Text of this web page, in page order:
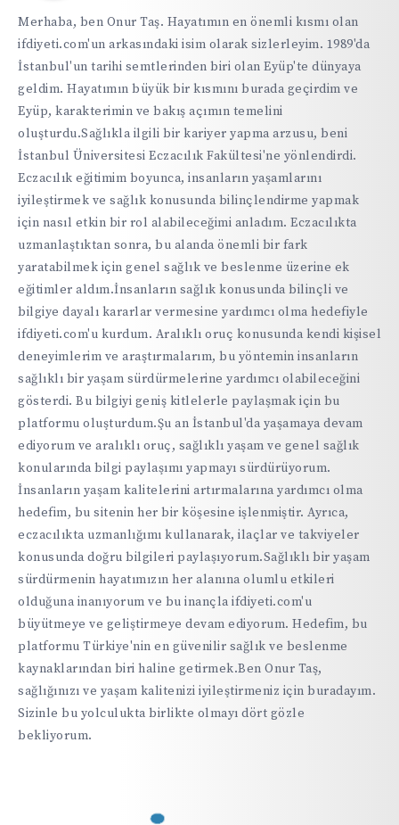
Merhaba, ben Onur Taş. Hayatımın en önemli kısmı olan
ifdiyeti.com'un arkasındaki isim olarak sizlerleyim. 1989'da
İstanbul'un tarihi semtlerinden biri olan Eyüp'te dünyaya
geldim. Hayatımın büyük bir kısmını burada geçirdim ve
Eyüp, karakterimin ve bakış açımın temelini
oluşturdu.Sağlıkla ilgili bir kariyer yapma arzusu, beni
İstanbul Üniversitesi Eczacılık Fakültesi'ne yönlendirdi.
Eczacılık eğitimim boyunca, insanların yaşamlarını
iyileştirmek ve sağlık konusunda bilinçlendirme yapmak
için nasıl etkin bir rol alabileceğimi anladım. Eczacılıkta
uzmanlaştıktan sonra, bu alanda önemli bir fark
yaratabilmek için genel sağlık ve beslenme üzerine ek
eğitimler aldım.İnsanların sağlık konusunda bilinçli ve
bilgiye dayalı kararlar vermesine yardımcı olma hedefiyle
ifdiyeti.com'u kurdum. Aralıklı oruç konusunda kendi kişisel
deneyimlerim ve araştırmalarım, bu yöntemin insanların
sağlıklı bir yaşam sürdürmelerine yardımcı olabileceğini
gösterdi. Bu bilgiyi geniş kitlelerle paylaşmak için bu
platformu oluşturdum.Şu an İstanbul'da yaşamaya devam
ediyorum ve aralıklı oruç, sağlıklı yaşam ve genel sağlık
konularında bilgi paylaşımı yapmayı sürdürüyorum.
İnsanların yaşam kalitelerini artırmalarına yardımcı olma
hedefim, bu sitenin her bir köşesine işlenmiştir. Ayrıca,
eczacılıkta uzmanlığımı kullanarak, ilaçlar ve takviyeler
konusunda doğru bilgileri paylaşıyorum.Sağlıklı bir yaşam
sürdürmenin hayatımızın her alanına olumlu etkileri
olduğuna inanıyorum ve bu inançla ifdiyeti.com'u
büyütmeye ve geliştirmeye devam ediyorum. Hedefim, bu
platformu Türkiye'nin en güvenilir sağlık ve beslenme
kaynaklarından biri haline getirmek.Ben Onur Taş,
sağlığınızı ve yaşam kalitenizi iyileştirmeniz için buradayım.
Sizinle bu yolculukta birlikte olmayı dört gözle
bekliyorum.